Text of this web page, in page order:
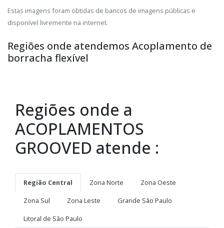
Estas imagens foram obtidas de bancos de imagens públicas e
disponível livremente na internet.
Regiões onde atendemos Acoplamento de
borracha flexível
Regiões onde a
ACOPLAMENTOS
GROOVED atende :
Região Central Zona Norte
Zona Oeste
Zona Sul
Zona Leste
Grande São Paulo
Litoral de São Paulo